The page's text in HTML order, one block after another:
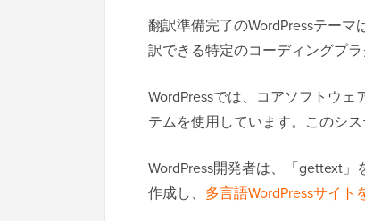
翻訳準備完了のWordPressテー
訳できる特定のコーディングプラ
WordPressでは、コアソフトウ
テムを使用しています。このシ
WordPress開発者は、「gettext
作成し、 多言語WordPressサイト